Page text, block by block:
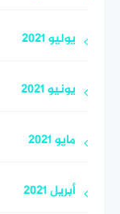
يوليو 2021
يونيو 2021
مايو 2021
أبريل 2021